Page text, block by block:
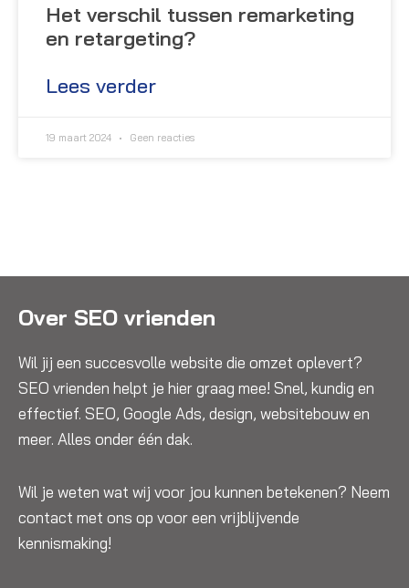
Het verschil tussen remarketing
en retargeting?
Lees verder
19 maart 2024 Geen reacties
Over SEO vrienden
Wil jij een succesvolle website die omzet oplevert?
SEO vrienden helpt je hier graag mee! Snel, kundig en
effectief. SEO, Google Ads, design, websitebouw en
meer. Alles onder één dak.
Wil je weten wat wij voor jou kunnen betekenen? Neem
contact met ons op voor een vrijblijvende
kennismaking!